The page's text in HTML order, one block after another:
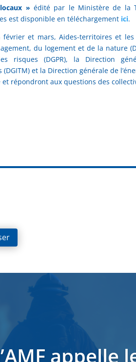
» édité par le Ministère de la
est disponible en téléchargement ici.
février et mars, Aides-territoires et les
du logement et de la nature
risques (DGPR), la Direction
et la Direction générale de
répondront aux questions des
appelle